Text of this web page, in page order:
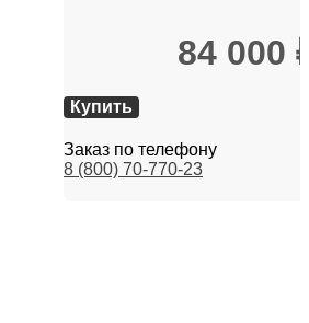
84 000
Купить
Заказ по телефону
8 (800) 70-770-23